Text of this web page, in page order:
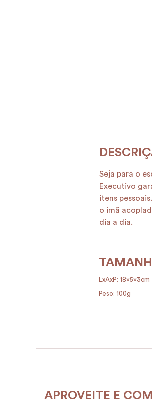
Seja para o
Executivo
itens
o imã
dia a dia.
LxAxP: 18x5x3cm
Peso: 100g
APROVEITE E